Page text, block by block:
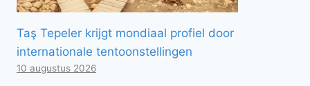
Taş Tepeler krijgt mondiaal profiel door
internationale tentoonstellingen
10 augustus 2026